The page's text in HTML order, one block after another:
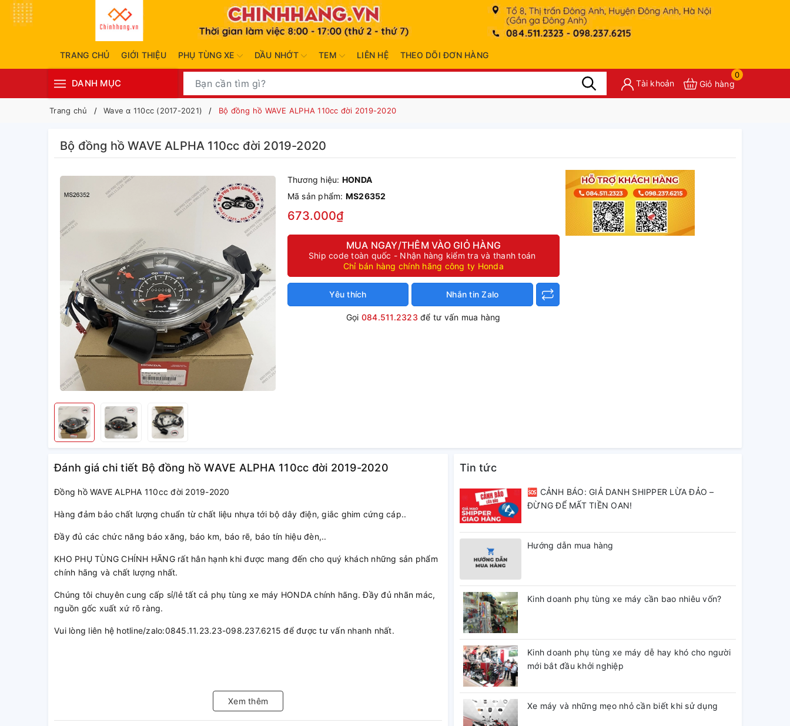
TRANG CHỦ GIỚI THIỆU PHỤ TÙNG XE DẦU NHỚT TEM LIÊN HỆ THEO DÕI ĐƠN HÀNG
DANH MỤC Tài khoản
0
Giỏ hàng
Trang chủ Wave α 110cc (2017-2021) Bộ đồng hồ WAVE ALPHA 110cc đời 2019-2020
Bộ đồng hồ WAVE ALPHA 110cc đời 2019-2020
Thương hiệu: HONDA
Mã sản phẩm: MS26352
673.000₫
MUA NGAY/THÊM VÀO GIỎ HÀNG
Ship code toàn quốc - Nhận hàng kiểm tra và thanh toán
Chỉ bán hàng chính hãng công ty Honda
Yêu thích Nhắn tin Zalo
Gọi 084.511.2323 để tư vấn mua hàng
Đánh giá chi tiết Bộ đồng hồ WAVE ALPHA 110cc đời 2019-2020
Đồng hồ WAVE ALPHA 110cc đời 2019-2020
Hàng đảm bảo chất lượng chuẩn từ chất liệu nhựa tới bộ dây điện, giắc ghim cứng cáp..
Đầy đủ các chức năng báo xăng, báo km, báo rẽ, báo tín hiệu đèn,..
KHO PHỤ TÙNG CHÍNH HÃNG rất hân hạnh khi được mang đến cho quý khách những sản phẩm
chính hãng và chất lượng nhất.
Chúng tôi chuyên cung cấp sỉ/lẻ tất cả phụ tùng xe máy HONDA chính hãng. Đầy đủ nhãn mác,
nguồn gốc xuất xứ rõ ràng.
Vui lòng liên hệ hotline/zalo:0845.11.23.23-098.237.6215 để được tư vấn nhanh nhất.
Xem thêm
Tin tức
🆘 CẢNH BÁO: GIẢ DANH SHIPPER LỪA ĐẢO –
ĐỪNG ĐỂ MẤT TIỀN OAN!
Hướng dẫn mua hàng
Kinh doanh phụ tùng xe máy cần bao nhiêu vốn?
Kinh doanh phụ tùng xe máy dễ hay khó cho người
mới bắt đầu khởi nghiệp
Xe máy và những mẹo nhỏ cần biết khi sử dụng